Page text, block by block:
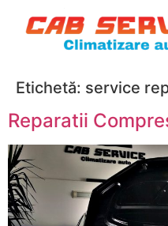
Etichetă: service
Reparatii